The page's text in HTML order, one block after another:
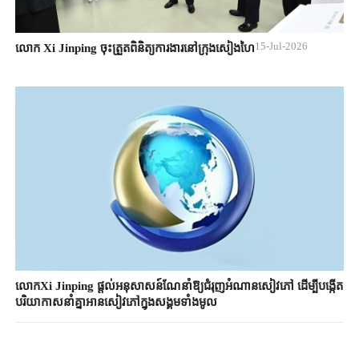
លោក Xi Jinping ចុះត្រួតពិនិត្យការងារនៅក្រុងសៀងហៃ15-Jul-2026
លោកXi Jinping ផ្តល់អនុសាសន៍ណែនាំឱ្យជំរុញអំណានសៀវភៅ ដើម្បីបង្កើត
បរិយាកាសនាំគ្នាអានសៀវភៅក្នុងសង្គមទាំងមូល